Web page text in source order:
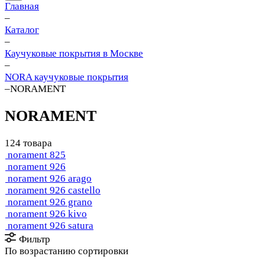
Главная
–
Каталог
–
Каучуковые покрытия в Москве
–
NORA каучуковые покрытия
–NORAMENT
NORAMENT
124 товара
norament 825
norament 926
norament 926 arago
norament 926 castello
norament 926 grano
norament 926 kivo
norament 926 satura
Фильтр
По возрастанию сортировки